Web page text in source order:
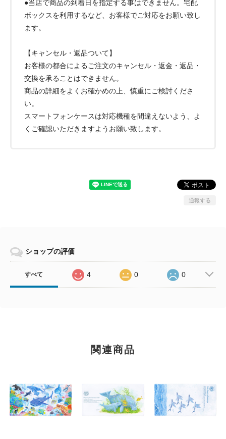
●当店で商品の到着日を指定する事はできません。宅配
ボックスを利用するなど、お客様でご対応をお願い致し
ます。
【キャンセル・返品ついて】
お客様の都合によるご注文のキャンセル・返金・返品・
交換を承ることはできません。
商品の詳細をよくお確かめの上、慎重にご検討くださ
い。
スマートフォンケースは対応機種を間違えないよう、よ
くご確認いただきますようお願い致します。
通報する
ショップの評価
すべて 4 0 0
関連商品